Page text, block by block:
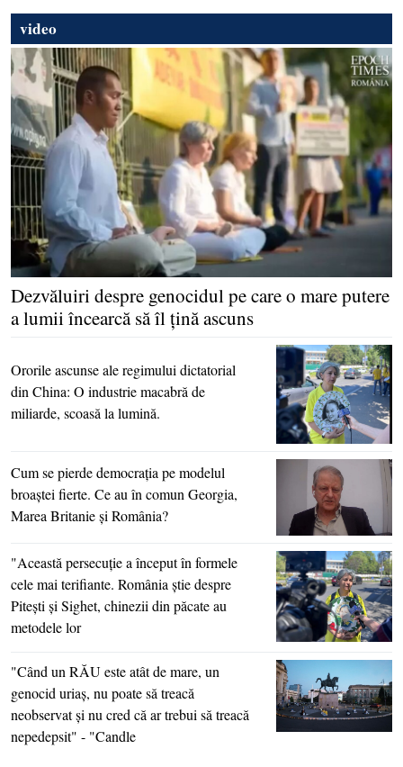
video
Dezvăluiri despre genocidul pe care o mare putere
a lumii încearcă să îl ţină ascuns
Ororile ascunse ale regimului dictatorial
din China: O industrie macabră de
miliarde, scoasă la lumină.
Cum se pierde democraţia pe modelul
broaştei fierte. Ce au în comun Georgia,
Marea Britanie şi România?
"Această persecuţie a început în formele
cele mai terifiante. România ştie despre
Piteşti şi Sighet, chinezii din păcate au
metodele lor
"Când un RĂU este atât de mare, un
genocid uriaş, nu poate să treacă
neobservat şi nu cred că ar trebui să treacă
nepedepsit" - "Candle